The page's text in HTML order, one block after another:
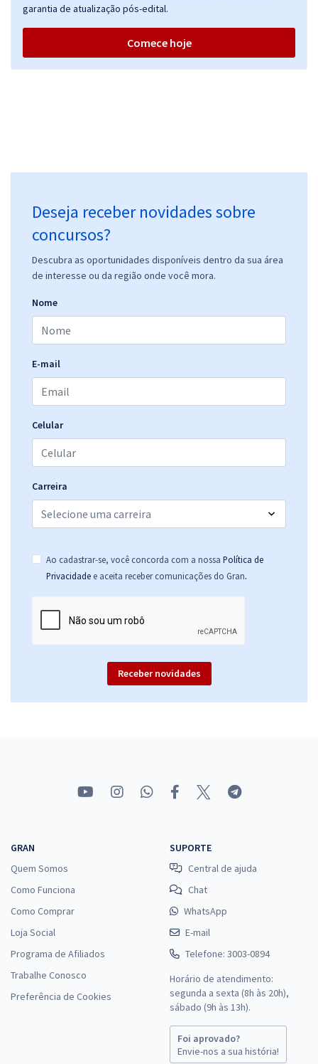
garantia de atualização pós-edital.
Comece hoje
Deseja receber novidades sobre
concursos?
Descubra as oportunidades disponíveis dentro da sua área
de interesse ou da região onde você mora.
Nome
E-mail
Celular
Carreira
Ao cadastrar-se, você concorda com a nossa Política de
Privacidade e aceita receber comunicações do Gran.
Receber novidades
GRAN
Quem Somos
Como Funciona
Como Comprar
Loja Social
Programa de Afiliados
Trabalhe Conosco
Preferência de Cookies
SUPORTE
Central de ajuda
Chat
WhatsApp
E-mail
Telefone: 3003-0894
Horário de atendimento:
segunda a sexta (8h às 20h),
sábado (9h às 13h).
Foi aprovado?
Envie-nos a sua história!